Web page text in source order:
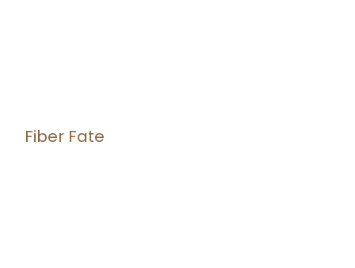
Fiber Fate